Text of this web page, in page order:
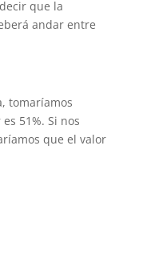
que la
andar entre
tomaríamos
51%. Si nos
que el valor